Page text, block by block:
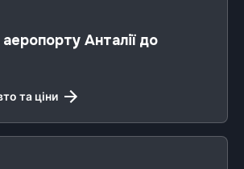
Анталії до
та ціни